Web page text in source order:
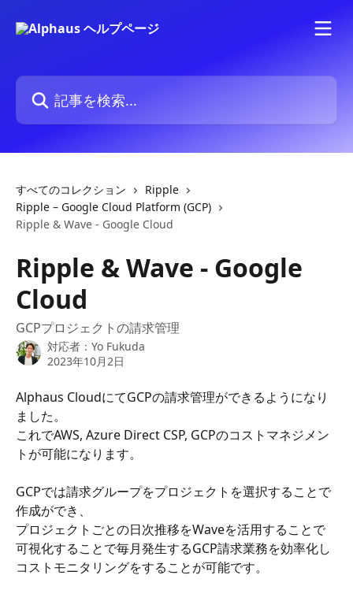
記事を検索...
すべてのコレクション
Ripple
Ripple – Google Cloud Platform (GCP)
Ripple & Wave - Google Cloud
Ripple & Wave - Google
Cloud
GCPプロジェクトの請求管理
対応者： Yo Fukuda
2023年10月2日
Alphaus CloudにてGCPの請求管理ができるようになり
ました。
これでAWS, Azure Direct CSP, GCPのコストマネジメン
トが可能になります。
GCPでは請求グループをプロジェクトを選択することで
作成ができ、
プロジェクトごとの日次推移をWaveを活用することで
可視化することで毎月発生するGCP請求業務を効率化し
コストモニタリングをすることが可能です。